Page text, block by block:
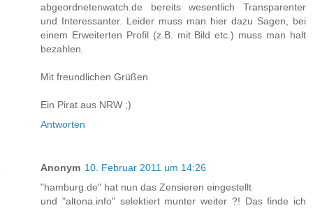
abgeordnetenwatch.de bereits wesentlich Transparenter
und Interessanter. Leider muss man hier dazu Sagen, bei
einem Erweiterten Profil (z.B. mit Bild etc.) muss man halt
bezahlen.
Mit freundlichen Grüßen
Ein Pirat aus NRW ;)
Antworten
Anonym 10. Februar 2011 um 14:26
"hamburg.de" hat nun das Zensieren eingestellt
und "altona.info" selektiert munter weiter ?! Das finde ich